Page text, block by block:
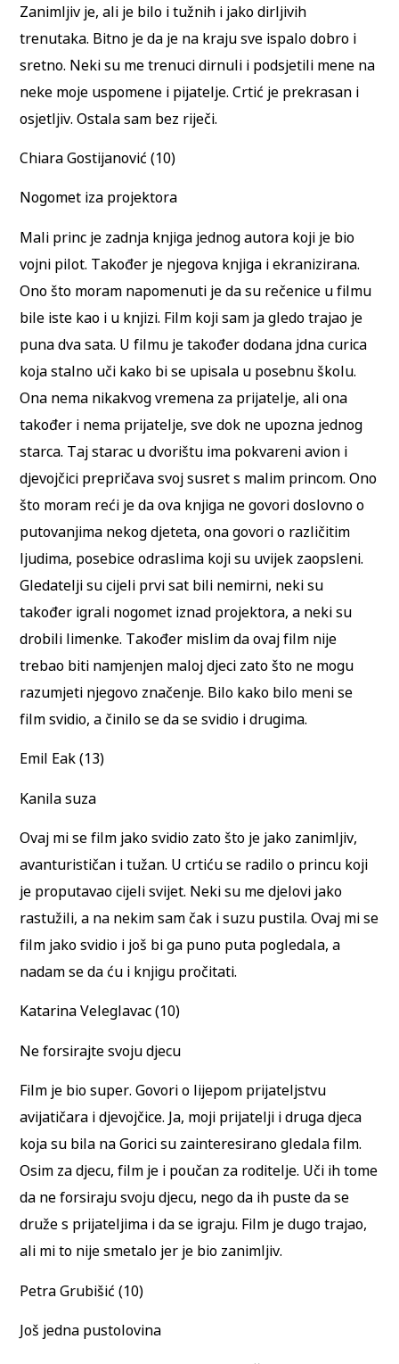
Zanimljiv je, ali je bilo i tužnih i jako dirljivih
trenutaka. Bitno je da je na kraju sve ispalo dobro i
sretno. Neki su me trenuci dirnuli i podsjetili mene na
neke moje uspomene i pijatelje. Crtić je prekrasan i
osjetljiv. Ostala sam bez riječi.
Chiara Gostijanović (10)
Nogomet iza projektora
Mali princ je zadnja knjiga jednog autora koji je bio
vojni pilot. Također je njegova knjiga i ekranizirana.
Ono što moram napomenuti je da su rečenice u filmu
bile iste kao i u knjizi. Film koji sam ja gledo trajao je
puna dva sata. U filmu je također dodana jdna curica
koja stalno uči kako bi se upisala u posebnu školu.
Ona nema nikakvog vremena za prijatelje, ali ona
također i nema prijatelje, sve dok ne upozna jednog
starca. Taj starac u dvorištu ima pokvareni avion i
djevojčici prepričava svoj susret s malim princom. Ono
što moram reći je da ova knjiga ne govori doslovno o
putovanjima nekog djeteta, ona govori o različitim
ljudima, posebice odraslima koji su uvijek zaopsleni.
Gledatelji su cijeli prvi sat bili nemirni, neki su
također igrali nogomet iznad projektora, a neki su
drobili limenke. Također mislim da ovaj film nije
trebao biti namjenjen maloj djeci zato što ne mogu
razumjeti njegovo značenje. Bilo kako bilo meni se
film svidio, a činilo se da se svidio i drugima.
Emil Eak (13)
Kanila suza
Ovaj mi se film jako svidio zato što je jako zanimljiv,
avanturističan i tužan. U crtiću se radilo o princu koji
je proputavao cijeli svijet. Neki su me djelovi jako
rastužili, a na nekim sam čak i suzu pustila. Ovaj mi se
film jako svidio i još bi ga puno puta pogledala, a
nadam se da ću i knjigu pročitati.
Katarina Veleglavac (10)
Ne forsirajte svoju djecu
Film je bio super. Govori o lijepom prijateljstvu
avijatičara i djevojčice. Ja, moji prijatelji i druga djeca
koja su bila na Gorici su zainteresirano gledala film.
Osim za djecu, film je i poučan za roditelje. Uči ih tome
da ne forsiraju svoju djecu, nego da ih puste da se
druže s prijateljima i da se igraju. Film je dugo trajao,
ali mi to nije smetalo jer je bio zanimljiv.
Petra Grubišić (10)
Još jedna pustolovina